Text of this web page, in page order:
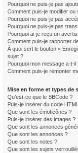
Pourquoi ne puis-je pas
Comment puis-je modifier
Pourquoi ne puis-je pas
Pourquoi ne puis-je pas
Pourquoi ai-je reçu un
Comment puis-je rapporter
À quoi sert le bouton «
sujet ?
Pourquoi mon message a-t-il
Comment puis-je remonter
Mise en forme et types de
Qu’est-ce que le BBCode ?
Puis-je insérer du code
Que sont les émoticônes ?
Puis-je insérer des images ?
Que sont les annonces
Que sont les annonces ?
Que sont les notes ?
Que sont les sujets